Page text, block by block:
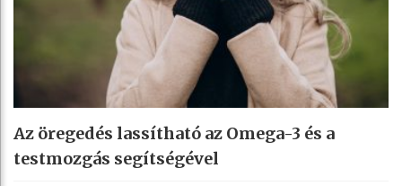
Az öregedés lassítható az Omega-3 és a
testmozgás segítségével